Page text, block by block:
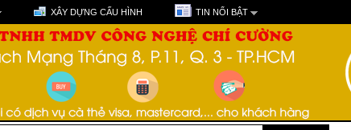
XÂY DỰNG CẤU HÌNH TIN NỔI BẬT